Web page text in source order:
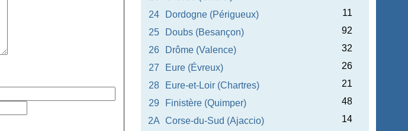
24
Dordogne (Périgueux)
11
25
Doubs (Besançon)
92
26
Drôme (Valence)
32
27
Eure (Évreux)
26
28
Eure-et-Loir (Chartres)
21
29
Finistère (Quimper)
48
2A
Corse-du-Sud (Ajaccio)
14